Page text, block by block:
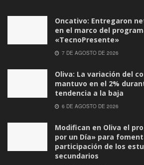
Oncativo: Entregaron
en el marco del
«TecnoPresente»
7 DE AGOSTO DE 2026
Oliva: La variación del
mantuvo en el 2%
tendencia a la baja
6 DE AGOSTO DE 2026
Modifican en Oliva el
por un Día» para
participación de los
secundarios